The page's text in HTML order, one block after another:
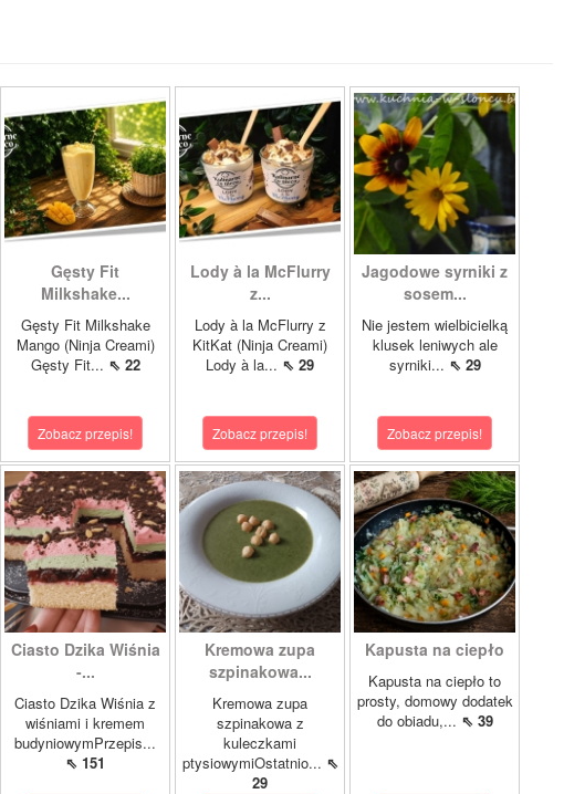
Gęsty Fit
Milkshake...
Gęsty Fit Milkshake
Mango (Ninja Creami)
Gęsty Fit... ⇖ 22
Zobacz przepis!
Lody à la McFlurry
z...
Lody à la McFlurry z
KitKat (Ninja Creami)
Lody à la... ⇖ 29
Zobacz przepis!
Jagodowe syrniki z
sosem...
Nie jestem wielbicielką
klusek leniwych ale
syrniki... ⇖ 29
Zobacz przepis!
Ciasto Dzika Wiśnia
-...
Ciasto Dzika Wiśnia z
wiśniami i kremem
budyniowymPrzepis...
⇖ 151
Kremowa zupa
szpinakowa...
Kremowa zupa
szpinakowa z
kuleczkami
ptysiowymiOstatnio... ⇖
29
Kapusta na ciepło
Kapusta na ciepło to
prosty, domowy dodatek
do obiadu,... ⇖ 39